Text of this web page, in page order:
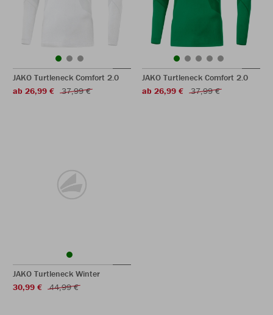
JAKO Turtleneck Comfort 2.0
ab 26,99 €
37,99 €
JAKO Turtleneck Comfort 2.0
ab 26,99 €
37,99 €
JAKO Turtleneck Winter
30,99 €
44,99 €